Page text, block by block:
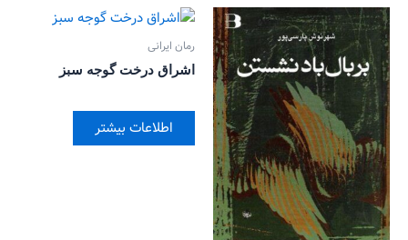
رمان ایرانی
اشراق درخت گوجه سبز
اطلاعات بیشتر